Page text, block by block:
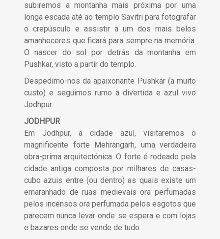
subiremos a montanha mais próxima por uma
longa escada até ao templo Savitri para fotografar
o crepúsculo e assistir a um dos mais belos
amanheceres que ficará para sempre na memória.
O nascer do sol por detrás da montanha em
Pushkar, visto a partir do templo.
Despedimo-nos da apaixonante Pushkar (a muito
custo) e seguimos rumo à divertida e azul vivo
Jodhpur.
JODHPUR
Em Jodhpur, a cidade azul, visitaremos o
magnificente forte Mehrangarh, uma verdadeira
obra-prima arquitectónica. O forte é rodeado pela
cidade antiga composta por milhares de casas-
cubo azuis entre (ou dentro) as quais existe um
emaranhado de ruas medievais ora perfumadas
pelos incensos ora perfumada pelos esgotos que
parecem nunca levar onde se espera e com lojas
e bazares onde se vende de tudo.